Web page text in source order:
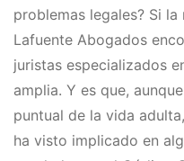
problemas legales? Si
Lafuente Abogados
juristas especializados
amplia. Y es que,
puntual de la vida
ha visto implicado en